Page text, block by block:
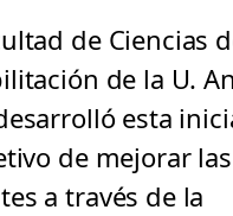
de Ciencias
de la U.
esta
de mejorar
a través de la